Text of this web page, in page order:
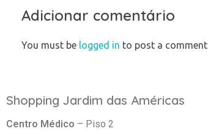
Adicionar comentário
You must be logged in to post a comment
Shopping Jardim das Américas
Centro Médico – Piso 2